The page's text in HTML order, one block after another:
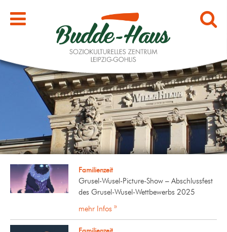
Familienzeit
Grusel-Wusel-Picture-Show – Abschlussfest
des Grusel-Wusel-Wettbewerbs 2025
mehr Infos »